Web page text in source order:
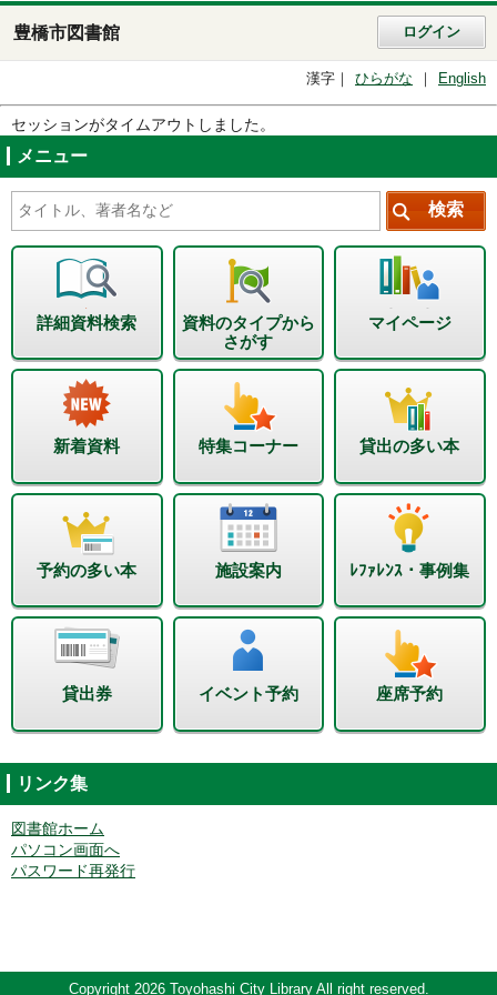
豊橋市図書館 ログイン
漢字 ひらがな English
セッションがタイムアウトしました。
メニュー
詳細資料検索
資料のタイプから
さがす
マイページ
新着資料 特集コーナー 貸出の多い本
予約の多い本 施設案内 ﾚﾌｧﾚﾝｽ・事例集
貸出券 イベント予約 座席予約
リンク集
図書館ホーム
パソコン画面へ
パスワード再発行
Copyright 2026 Toyohashi City Library All right reserved.